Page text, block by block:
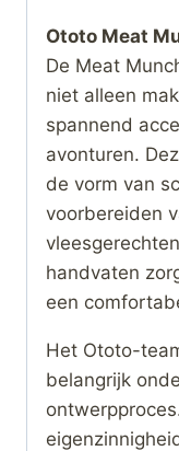
Ototo Meat
De Meat
niet alleen
spannend
avonturen.
de vorm van
voorbereiden
handvaten
een
Het Ototo-
belangrijk